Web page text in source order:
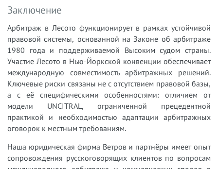
Заключение
Арбитраж в Лесото функционирует в рамках устойчивой
правовой системы, основанной на Законе об арбитраже
1980 года и поддерживаемой Высоким судом страны.
Участие Лесото в Нью-Йоркской конвенции обеспечивает
международную совместимость арбитражных решений.
Ключевые риски связаны не с отсутствием правовой базы,
а с её специфическими особенностями: отличием от
модели UNCITRAL, ограниченной прецедентной
практикой и необходимостью адаптации арбитражных
оговорок к местным требованиям.
Наша юридическая фирма Ветров и партнёры имеет опыт
сопровождения русскоговорящих клиентов по вопросам